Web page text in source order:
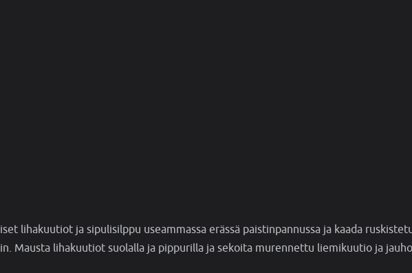
lihakuutiot ja sipulisilppu useammassa erässä paistinpannussa ja kaada
Mausta lihakuutiot suolalla ja pippurilla ja sekoita murennettu liemikuutio ja